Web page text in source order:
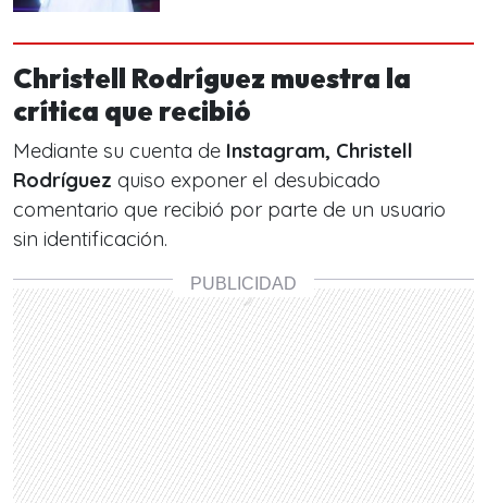
Christell Rodríguez muestra la
crítica que recibió
Mediante su cuenta de Instagram, Christell
Rodríguez quiso exponer el desubicado
comentario que recibió por parte de un usuario
sin identificación.